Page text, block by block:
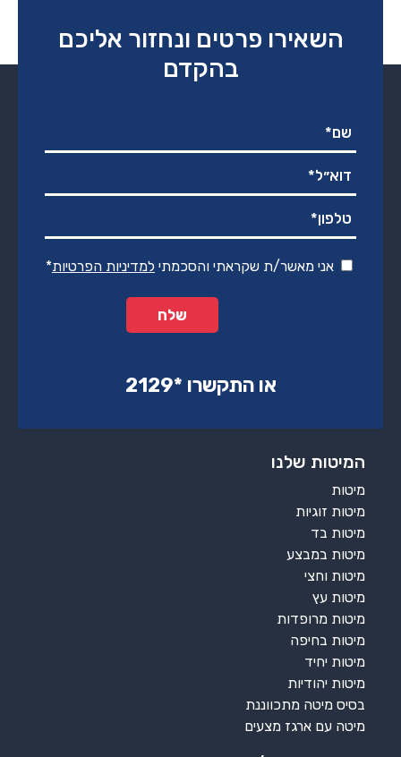
השאירו פרטים ונחזור אליכם
בהקדם
אני מאשר/ת שקראתי והסכמתי למדיניות הפרטיות*
או התקשרו ‏*2129‏
המיטות שלנו
מיטות
מיטות זוגיות
מיטות בד
מיטות במבצע
מיטות וחצי
מיטות עץ
מיטות מרופדות
מיטות בחיפה
מיטות יחיד
מיטות יהודיות
בסיס מיטה מתכווננת
מיטה עם ארגז מצעים